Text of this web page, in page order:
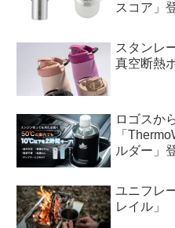
スコア」
スタンレ
真空断熱
ロゴスか
「
ルダー」
ユニフレ
レイル」